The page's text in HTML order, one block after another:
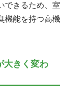
できるため、室
機能を持つ高機
きく変わ